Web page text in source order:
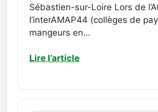
Sébastien-sur-Loire Lors de
l’interAMAP44 (collèges de
mangeurs en…
Lire l’article